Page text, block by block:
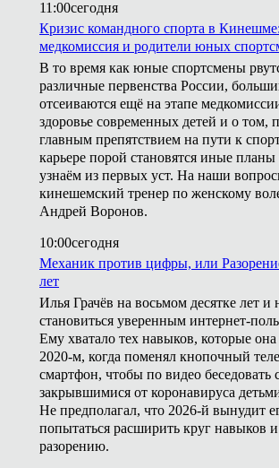
11:00сегодня
Кризис командного спорта в
медкомиссия и родители юных
В то время как юные спортсмены
различные первенства России,
отсеиваются ещё на этапе
здоровье современных детей и о том,
главным препятствием на пути к
карьере порой становятся иные планы
узнаём из первых уст. На наши
кинешемский тренер по женскому
Андрей Воронов.
10:00сегодня
Механик против цифры, или
лет
Илья Грачёв на восьмом десятке лет и
становиться уверенным интернет-
Ему хватало тех навыков, которые
2020-м, когда поменял кнопочный
смартфон, чтобы по видео беседовать
закрывшимися от коронавируса
Не предполагал, что 2026-й вынудит
попытаться расширить круг навыков
разорению.